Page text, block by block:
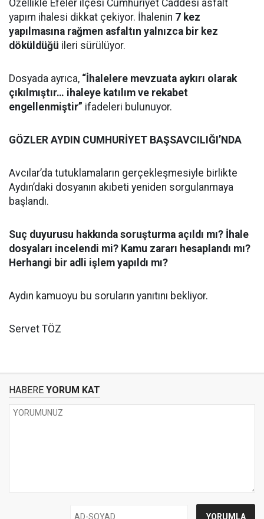
Özellikle Efeler ilçesi Cumhuriyet Caddesi asfalt
yapım ihalesi dikkat çekiyor. İhalenin 7 kez
yapılmasına rağmen asfaltın yalnızca bir kez
döküldüğü ileri sürülüyor.
Dosyada ayrıca, “İhalelere mevzuata aykırı olarak
çıkılmıştır… ihaleye katılım ve rekabet
engellenmiştir” ifadeleri bulunuyor.
GÖZLER AYDIN CUMHURİYET BAŞSAVCILIĞI’NDA
Avcılar’da tutuklamaların gerçekleşmesiyle birlikte
Aydın’daki dosyanın akıbeti yeniden sorgulanmaya
başlandı.
Suç duyurusu hakkında soruşturma açıldı mı? İhale
dosyaları incelendi mi? Kamu zararı hesaplandı mı?
Herhangi bir adli işlem yapıldı mı?
Aydın kamuoyu bu soruların yanıtını bekliyor.
Servet TÖZ
HABERE YORUM KAT